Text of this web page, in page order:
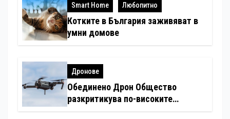
Smart Home Любопитно
Котките в България заживяват в
умни домове
Дронове
Обединено Дрон Общество
разкритикува по-високите